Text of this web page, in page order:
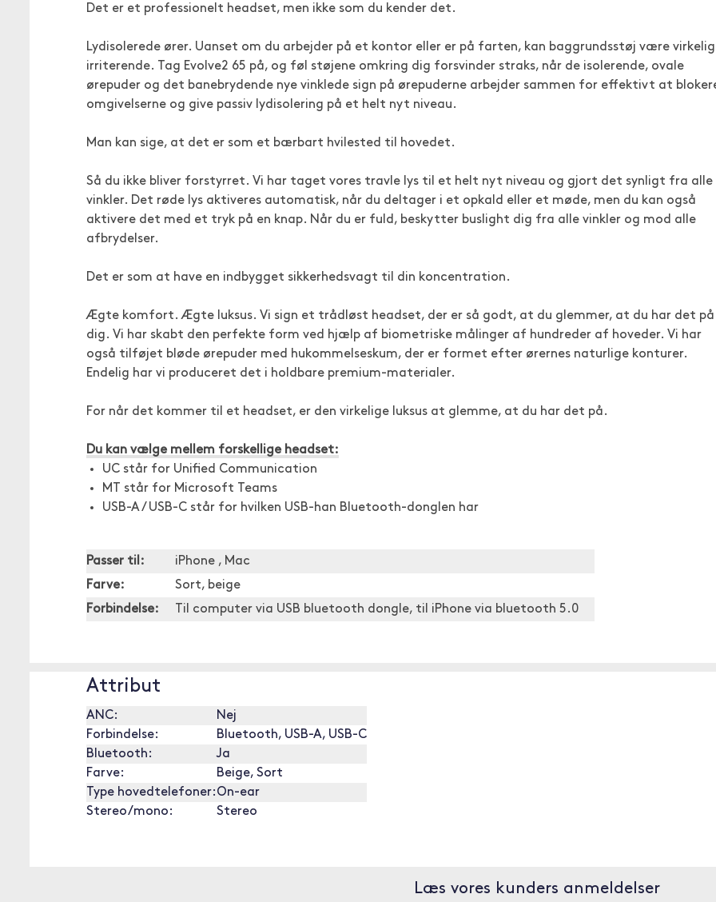
Det er et professionelt headset, men ikke som du kender det.
Lydisolerede ører. Uanset om du arbejder på et kontor eller er på farten, kan baggrundsstøj være virkelig
irriterende. Tag Evolve2 65 på, og føl støjene omkring dig forsvinder straks, når de isolerende, ovale
ørepuder og det banebrydende nye vinklede sign på ørepuderne arbejder sammen for effektivt at
omgivelserne og give passiv lydisolering på et helt nyt niveau.
Man kan sige, at det er som et bærbart hvilested til hovedet.
Så du ikke bliver forstyrret. Vi har taget vores travle lys til et helt nyt niveau og gjort det synligt fra alle
vinkler. Det røde lys aktiveres automatisk, når du deltager i et opkald eller et møde, men du kan også
aktivere det med et tryk på en knap. Når du er fuld, beskytter buslight dig fra alle vinkler og mod alle
afbrydelser.
Det er som at have en indbygget sikkerhedsvagt til din koncentration.
Ægte komfort. Ægte luksus. Vi sign et trådløst headset, der er så godt, at du glemmer, at du har det på
dig. Vi har skabt den perfekte form ved hjælp af biometriske målinger af hundreder af hoveder. Vi har
også tilføjet bløde ørepuder med hukommelseskum, der er formet efter ørernes naturlige konturer.
Endelig har vi produceret det i holdbare premium-materialer.
For når det kommer til et headset, er den virkelige luksus at glemme, at du har det på.
Du kan vælge mellem forskellige headset:
UC står for Unified Communication
MT står for Microsoft Teams
USB-A / USB-C står for hvilken USB-han Bluetooth-donglen har
Passer til:
iPhone , Mac
Farve:
Sort, beige
Forbindelse:
Til computer via USB bluetooth dongle, til iPhone via bluetooth 5.0
Attribut
ANC:
Nej
Forbindelse:
Bluetooth, USB-A, USB-C
Bluetooth:
Ja
Farve:
Beige, Sort
Type hovedtelefoner:On-ear
Stereo/mono:
Stereo
Læs vores kunders anmeldelser